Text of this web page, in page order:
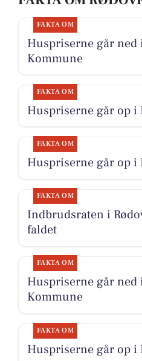
FAKTA OM
Huspriserne går ned
Kommune
FAKTA OM
Huspriserne går op i
FAKTA OM
Huspriserne går op i
FAKTA OM
Indbrudsraten i
faldet
FAKTA OM
Huspriserne går ned
Kommune
FAKTA OM
Huspriserne går op i